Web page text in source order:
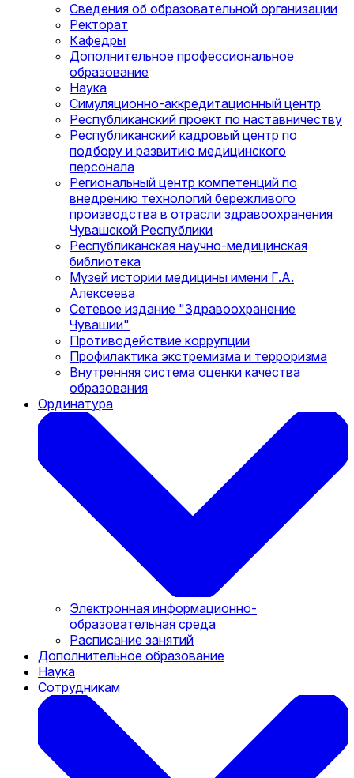
Сведения об образовательной организации
Ректорат
Кафедры
Дополнительное профессиональное
образование
Наука
Симуляционно-аккредитационный центр
Республиканский проект по наставничеству
Республиканский кадровый центр по
подбору и развитию медицинского
персонала
Региональный центр компетенций по
внедрению технологий бережливого
производства в отрасли здравоохранения
Чувашской Республики
Республиканская научно-медицинская
библиотека
Музей истории медицины имени Г.А.
Алексеева
Сетевое издание "Здравоохранение
Чувашии"
Противодействие коррупции
Профилактика экстремизма и терроризма
Внутренняя система оценки качества
образования
Ординатура
Электронная информационно-
образовательная среда
Расписание занятий
Дополнительное образование
Наука
Сотрудникам